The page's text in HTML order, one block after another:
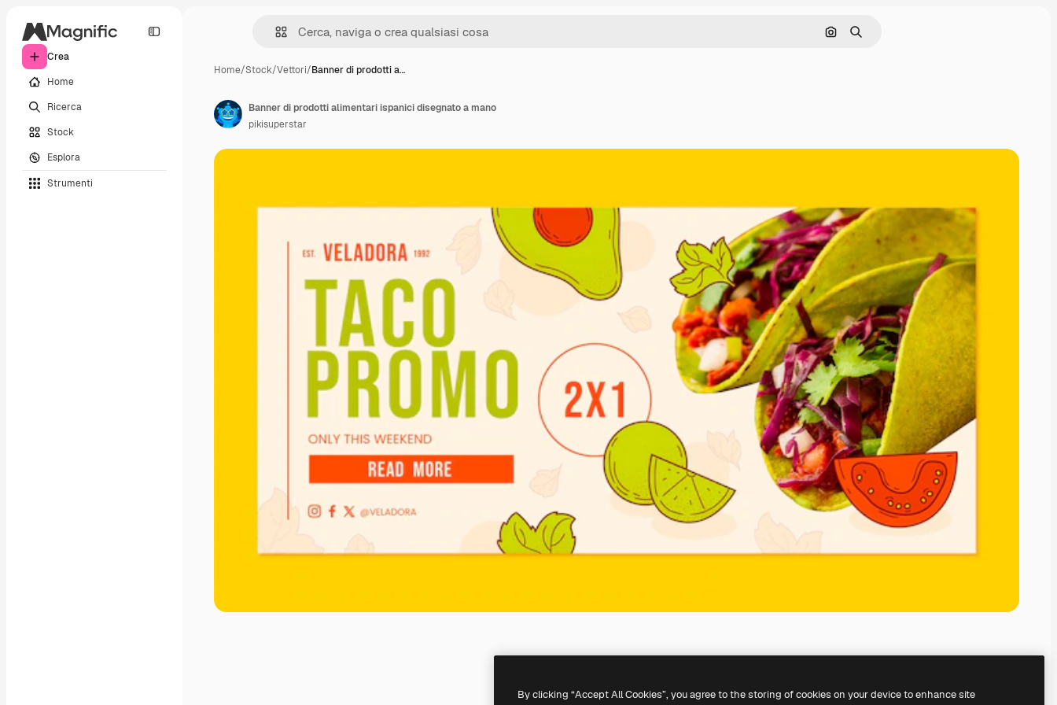
Crea
Home
Ricerca
Stock
Esplora
Strumenti
Cerca per immagine
Ricerca
Home/Stock/Vettori/Banner di prodotti a…
Banner di prodotti alimentari ispanici disegnato a mano
pikisuperstar
By clicking “Accept All Cookies”, you agree to the storing of cookies on your device to enhance site